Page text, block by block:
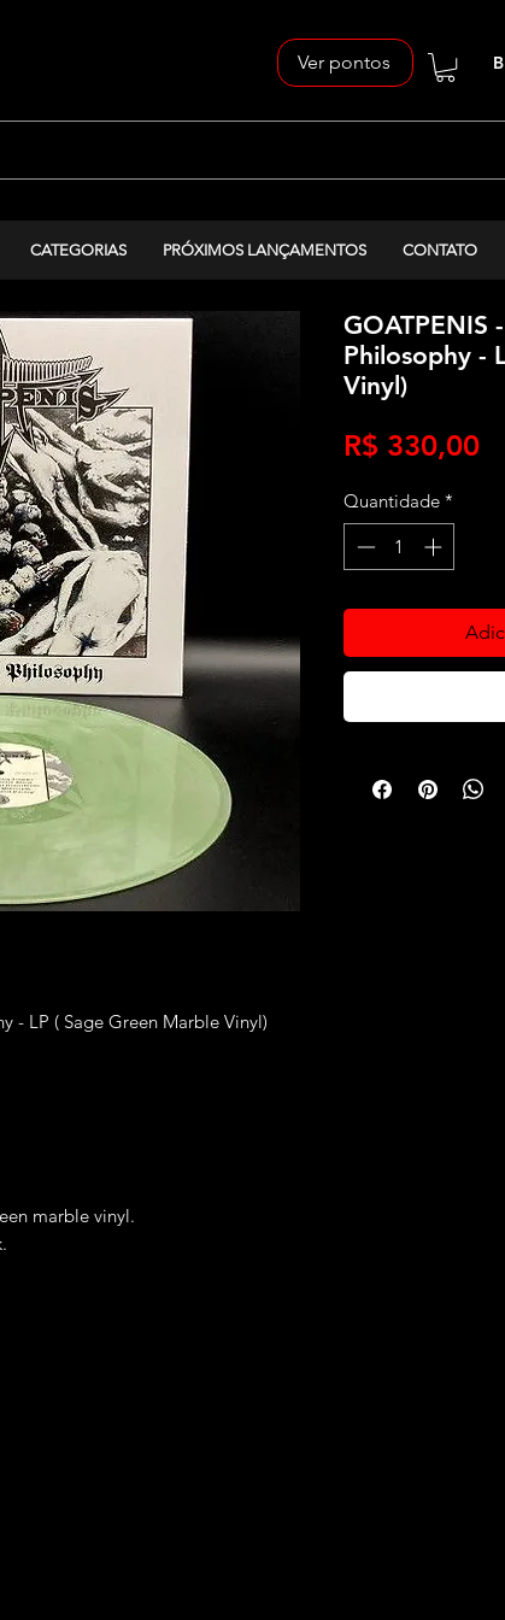
Ver pontos
CATEGORIAS PRÓXIMOS LANÇAMENTOS CONTATO
- LP ( Sage Green Marble Vinyl)
marble vinyl.
GOATPENIS
Philosophy -
Vinyl)
R$ 330,00
Quantidade *